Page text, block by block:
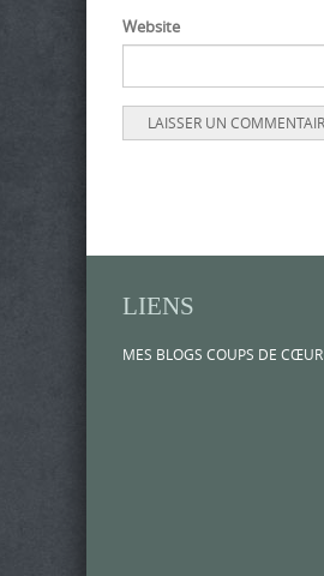
Website
LIENS
MES BLOGS COUPS DE CŒUR